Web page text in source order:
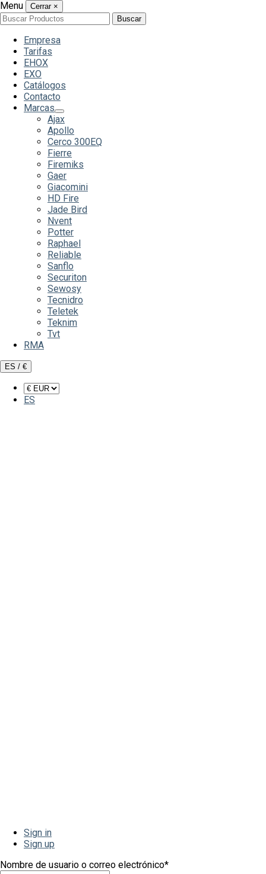
Menu Cerrar ×
Buscar
por:
Buscar
Empresa
Tarifas
EHOX
EXO
Catálogos
Contacto
Marcas
Ajax
Apollo
Cerco 300EQ
Fierre
Firemiks
Gaer
Giacomini
HD Fire
Jade Bird
Nvent
Potter
Raphael
Reliable
Sanflo
Securiton
Sewosy
Tecnidro
Teletek
Teknim
Tvt
RMA
ES / €
ES
Sign in
Sign up
Nombre de usuario o correo electrónico*